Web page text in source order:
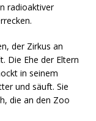
radioaktiver
der Zirkus an
Die Ehe der Eltern
in seinem
und säuft. Sie
die an den Zoo